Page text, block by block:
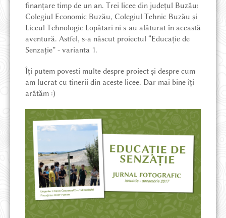
DESPRE ȚINUT
PROIECTE ȘI NOUTĂȚI
POVEȘTI DIN ȚINUT
MAGAZIN ONLINE
CE POT SĂ VĂD
CUM AJUNG
finanțare timp de un an. Trei licee din județul Buzău:
Colegiul Economic Buzău, Colegiul Tehnic Buzău și
Liceul Tehnologic Lopătari ni s-au alăturat în această
aventură. Astfel, s-a născut proiectul “Educație de
Senzație” - varianta 1.
Îți putem povesti multe despre proiect și despre cum
am lucrat cu tinerii din aceste licee. Dar mai bine îți
arătăm :)